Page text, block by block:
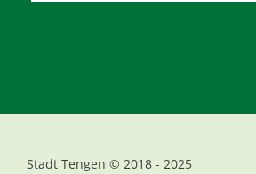
Stadt Tengen © 2018 - 2025